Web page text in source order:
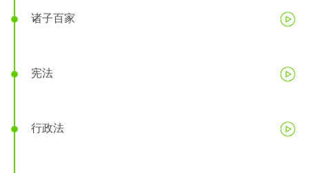
诸子百家
宪法
行政法